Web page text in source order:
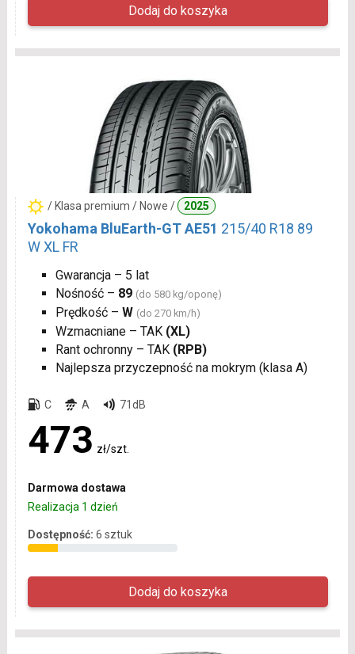
/ Klasa premium / Nowe / 2025
Yokohama BluEarth-GT AE51 215/40 R18 89
W XL FR
Gwarancja – 5 lat
Nośność – 89 (do 580 kg/oponę)
Prędkość – W (do 270 km/h)
Wzmacniane – TAK (XL)
Rant ochronny – TAK (RPB)
Najlepsza przyczepność na mokrym (klasa A)
C A 71dB
473 zł/szt.
Darmowa dostawa
Realizacja 1 dzień
Dostępność: 6 sztuk